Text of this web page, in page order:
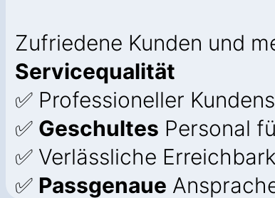
Zufriedene Kunden und
Servicequalität
✅ Professioneller
✅ Geschultes Personal
✅ Verlässliche
✅ Passgenaue